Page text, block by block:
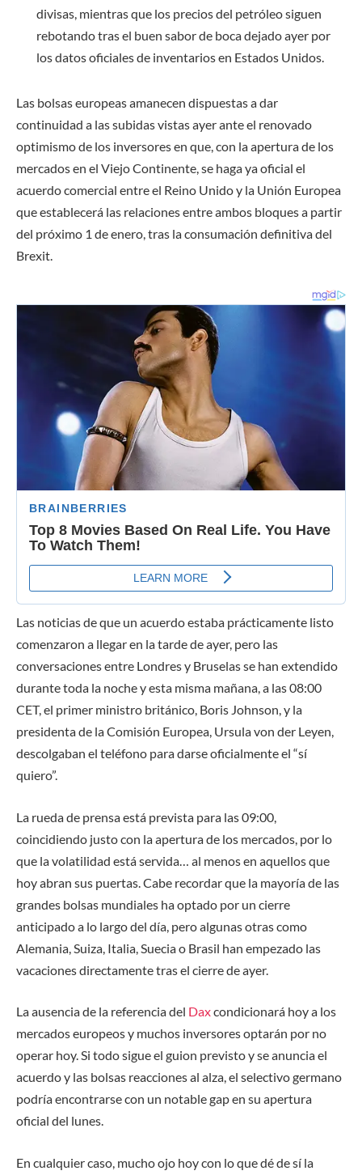
divisas, mientras que los precios del petróleo siguen
rebotando tras el buen sabor de boca dejado ayer por
los datos oficiales de inventarios en Estados Unidos.
Las bolsas europeas amanecen dispuestas a dar
continuidad a las subidas vistas ayer ante el renovado
optimismo de los inversores en que, con la apertura de los
mercados en el Viejo Continente, se haga ya oficial el
acuerdo comercial entre el Reino Unido y la Unión Europea
que establecerá las relaciones entre ambos bloques a partir
del próximo 1 de enero, tras la consumación definitiva del
Brexit.
Las noticias de que un acuerdo estaba prácticamente listo
comenzaron a llegar en la tarde de ayer, pero las
conversaciones entre Londres y Bruselas se han extendido
durante toda la noche y esta misma mañana, a las 08:00
CET, el primer ministro británico, Boris Johnson, y la
presidenta de la Comisión Europea, Ursula von der Leyen,
descolgaban el teléfono para darse oficialmente el “sí
quiero”.
La rueda de prensa está prevista para las 09:00,
coincidiendo justo con la apertura de los mercados, por lo
que la volatilidad está servida… al menos en aquellos que
hoy abran sus puertas. Cabe recordar que la mayoría de las
grandes bolsas mundiales ha optado por un cierre
anticipado a lo largo del día, pero algunas otras como
Alemania, Suiza, Italia, Sueciao Brasil han empezado las
vacaciones directamente tras el cierre de ayer.
La ausencia de la referencia del Daxcondicionará hoy a los
mercados europeos y muchos inversores optarán por no
operar hoy. Si todo sigue el guion previsto y se anuncia el
acuerdo y las bolsas reacciones al alza, el selectivo germano
podría encontrarse con un notable gap en su apertura
oficial del lunes.
En cualquier caso, mucho ojo hoy con lo que dé de sí la